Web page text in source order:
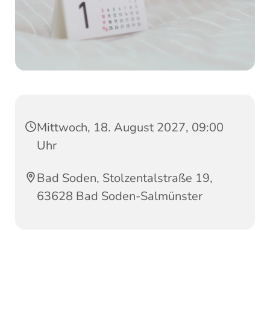
Mittwoch, 18. August 2027, 09:00
Uhr
Bad Soden, Stolzentalstraße 19,
63628 Bad Soden-Salmünster